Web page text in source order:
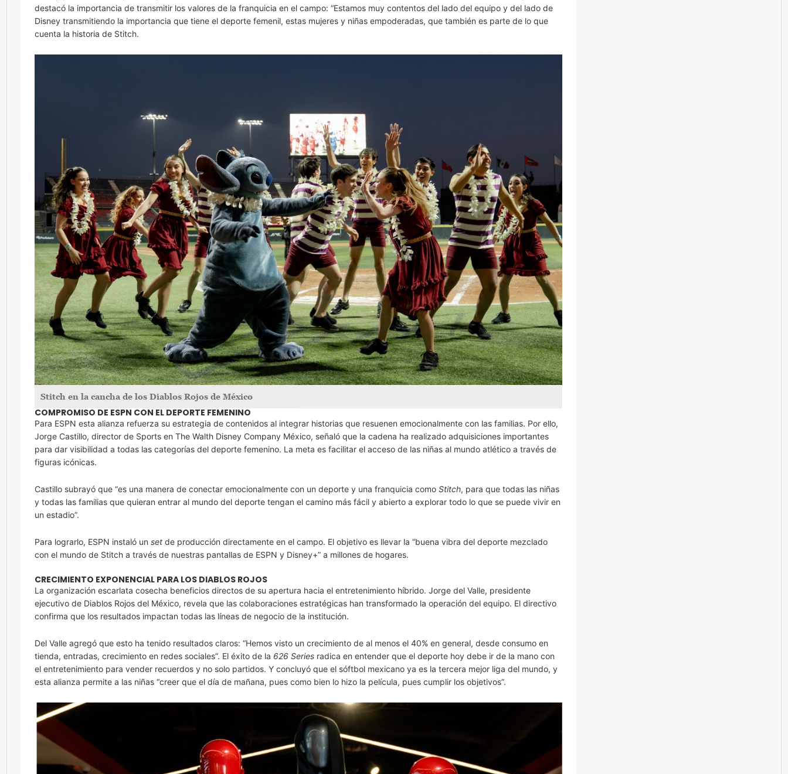
destacó la importancia de transmitir los valores de la franquicia en el campo: “Estamos muy contentos del lado del equipo y del lado de
Disney transmitiendo la importancia que tiene el deporte femenil, estas mujeres y niñas empoderadas, que también es parte de lo que
cuenta la historia de Stitch.
Stitch en la cancha de los Diablos Rojos de México
COMPROMISO DE ESPN CON EL DEPORTE FEMENINO
Para ESPN esta alianza refuerza su estrategia de contenidos al integrar historias que resuenen emocionalmente con las familias. Por ello,
Jorge Castillo, director de Sports en The Walth Disney Company México, señaló que la cadena ha realizado adquisiciones importantes
para dar visibilidad a todas las categorías del deporte femenino. La meta es facilitar el acceso de las niñas al mundo atlético a través de
figuras icónicas.
Castillo subrayó que “es una manera de conectar emocionalmente con un deporte y una franquicia como Stitch, para que todas las niñas
y todas las familias que quieran entrar al mundo del deporte tengan el camino más fácil y abierto a explorar todo lo que se puede vivir en
un estadio”.
Para lograrlo, ESPN instaló un set de producción directamente en el campo. El objetivo es llevar la “buena vibra del deporte mezclado
con el mundo de Stitch a través de nuestras pantallas de ESPN y Disney+” a millones de hogares.
CRECIMIENTO EXPONENCIAL PARA LOS DIABLOS ROJOS
La organización escarlata cosecha beneficios directos de su apertura hacia el entretenimiento híbrido. Jorge del Valle, presidente
ejecutivo de Diablos Rojos del México, revela que las colaboraciones estratégicas han transformado la operación del equipo. El directivo
confirma que los resultados impactan todas las líneas de negocio de la institución.
Del Valle agregó que esto ha tenido resultados claros: “Hemos visto un crecimiento de al menos el 40% en general, desde consumo en
tienda, entradas, crecimiento en redes sociales”. El éxito de la 626 Series radica en entender que el deporte hoy debe ir de la mano con
el entretenimiento para vender recuerdos y no solo partidos. Y concluyó que el sóftbol mexicano ya es la tercera mejor liga del mundo, y
esta alianza permite a las niñas “creer que el día de mañana, pues como bien lo hizo la película, pues cumplir los objetivos”.